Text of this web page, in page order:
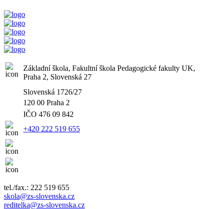
Základní škola, Fakultní škola Pedagogické fakulty UK,
Praha 2, Slovenská 27
Slovenská 1726/27
120 00 Praha 2
IČO 476 09 842
+420 222 519 655
tel./fax.: 222 519 655
skola@zs-slovenska.cz
reditelka@zs-slovenska.cz